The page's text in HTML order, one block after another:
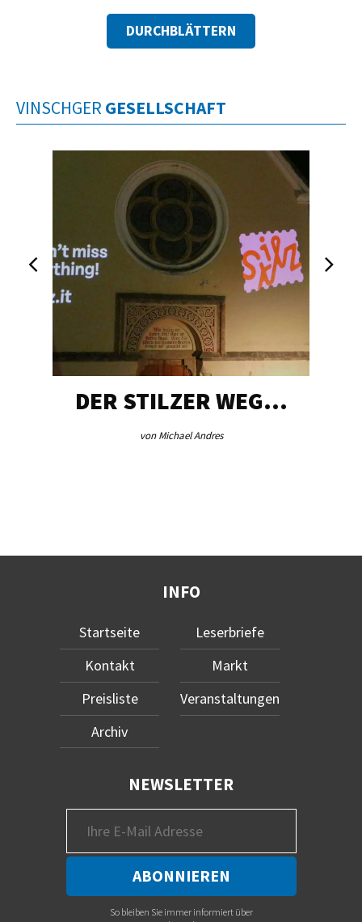
DURCHBLÄTTERN
VINSCHGER GESELLSCHAFT
DER STILZER WEG…
von Michael Andres
INFO
Startseite
Kontakt
Preisliste
Archiv
Leserbriefe
Markt
Veranstaltungen
NEWSLETTER
So bleiben Sie immer informiert über